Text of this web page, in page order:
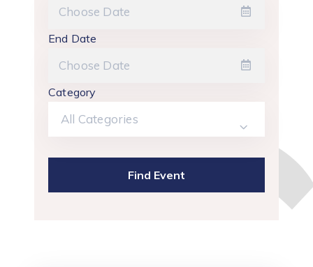
End Date
Category
All Categories